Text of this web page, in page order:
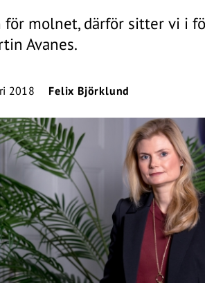
molnet, därför sitter vi i
Avanes.
2018 Felix Björklund